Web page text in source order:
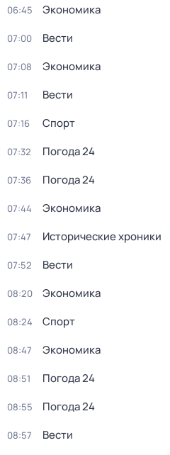
06:45 Экономика
07:00 Вести
07:08 Экономика
07:11 Вести
07:16 Спорт
07:32 Погода 24
07:36 Погода 24
07:44 Экономика
07:47 Исторические хроники
07:52 Вести
08:20 Экономика
08:24 Спорт
08:47 Экономика
08:51 Погода 24
08:55 Погода 24
08:57 Вести